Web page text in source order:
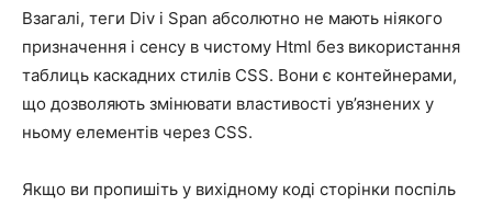
Взагалі, теги Div і Span абсолютно не мають ніякого
призначення і сенсу в чистому Html без використання
таблиць каскадних стилів CSS. Вони є контейнерами,
що дозволяють змінювати властивості ув’язнених у
ньому елементів через CSS.
Якщо ви пропишіть у вихідному коді сторінки поспіль